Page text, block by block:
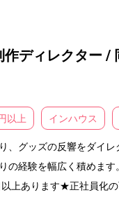
作ディレクター
以上 インハウス
グッズの反響をダイレ
経験を幅広く積めます。
上あります★正社員化の